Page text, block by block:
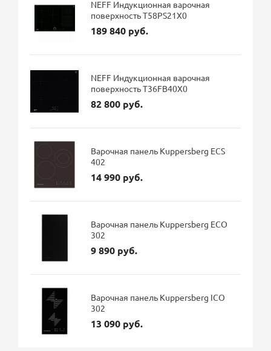
NEFF Индукционная варочная
поверхность T58PS21X0
189 840 руб.
NEFF Индукционная варочная
поверхность T36FB40X0
82 800 руб.
Варочная панель Kuppersberg ECS
402
14 990 руб.
Варочная панель Kuppersberg ECO
302
9 890 руб.
Варочная панель Kuppersberg ICO
302
13 090 руб.